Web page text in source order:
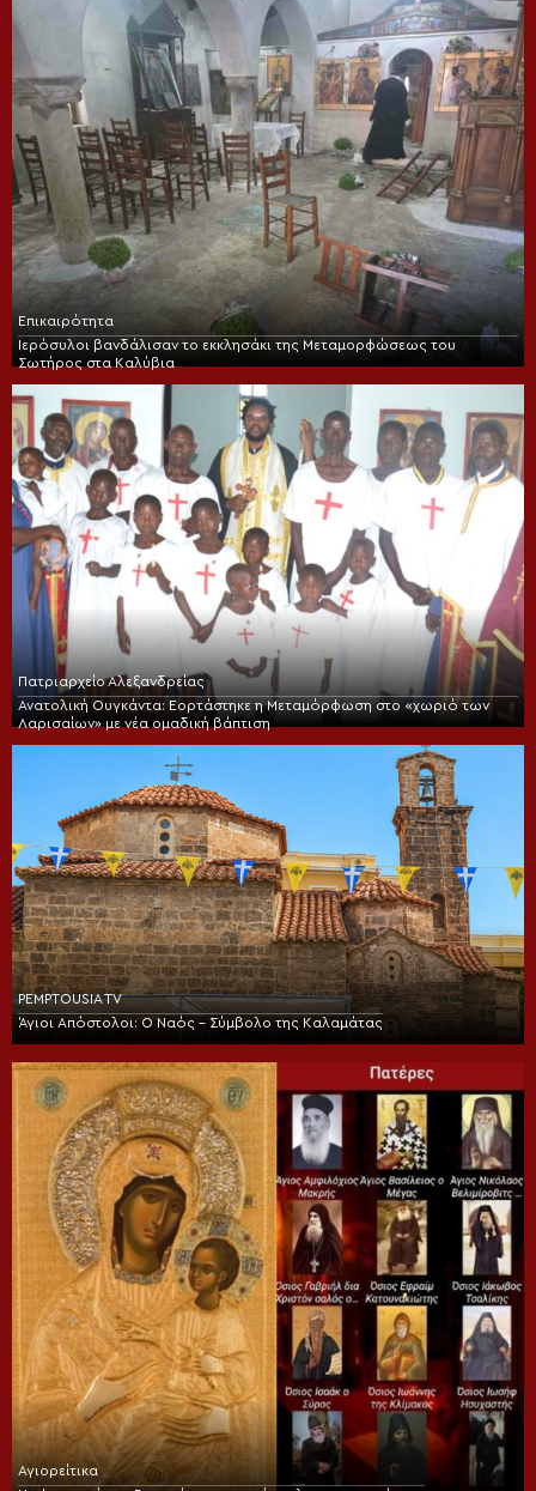
Επικαιρότητα
Ιερόσυλοι βανδάλισαν το εκκλησάκι της Μεταμορφώσεως του
Σωτήρος στα Καλύβια
Πατριαρχείο Αλεξανδρείας
Ανατολική Ουγκάντα: Εορτάστηκε η Μεταμόρφωση στο «χωριό των
Λαρισαίων» με νέα ομαδική βάπτιση
PEMPTOUSIA TV
Άγιοι Απόστολοι: Ο Ναός – Σύμβολο της Καλαμάτας
Αγιορείτικα